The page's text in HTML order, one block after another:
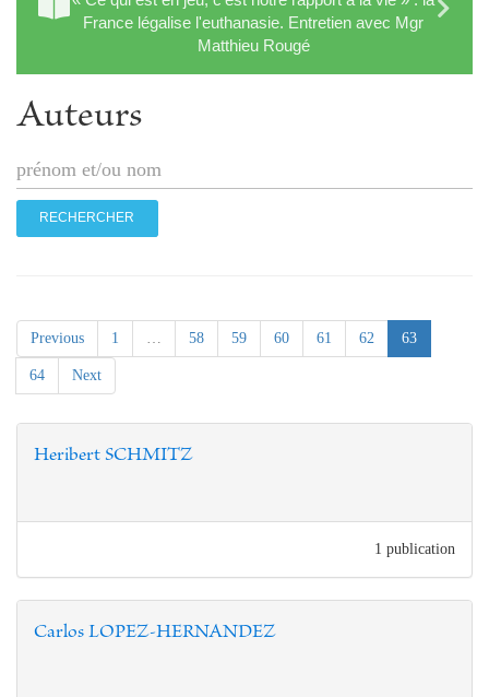
France légalise l'euthanasie. Entretien avec Mgr
Matthieu Rougé
Auteurs
Previous 1 58 59 60 61 62 63(current)
64 Next
Heribert SCHMITZ
1 publication
Carlos LOPEZ-HERNANDEZ